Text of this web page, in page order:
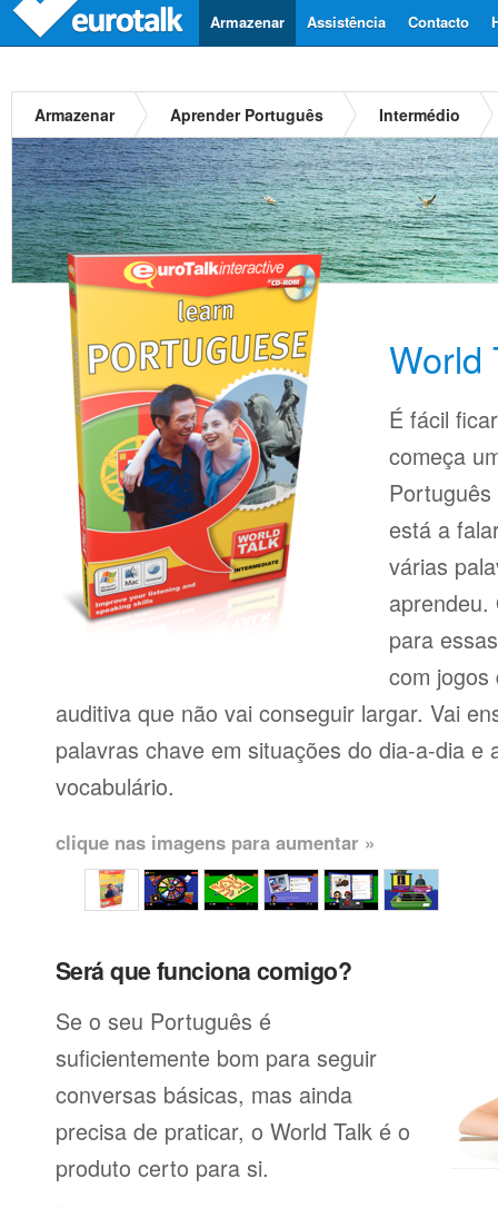
Contacto
Assistência
Armazenar
Armazenar Aprender Português Intermédio
World
É fácil
começa
está a
várias
aprendeu.
para
com jogos
auditiva que não vai conseguir largar. Vai
palavras chave em situações do dia-a-dia e
vocabulário.
clique nas imagens para aumentar »
Será que funciona comigo?
Se o seu Português é
suficientemente bom para seguir
conversas básicas, mas ainda
precisa de praticar, o World Talk é o
produto certo para si.